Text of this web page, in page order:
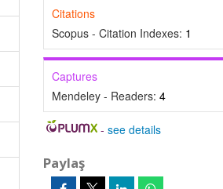
Citations
Scopus - Citation Indexes: 1
Captures
Mendeley - Readers: 4
-see details
Paylaş